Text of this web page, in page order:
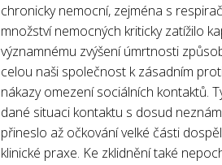
chronicky nemocní, zejména s
množství nemocných kriticky zatížilo
významnému zvýšení úmrtnosti
celou naši společnost k zásadním
nákazy omezení sociálních kontaktů.
dané situaci kontaktu s dosud
přineslo až očkování velké části
klinické praxe. Ke zklidnění také